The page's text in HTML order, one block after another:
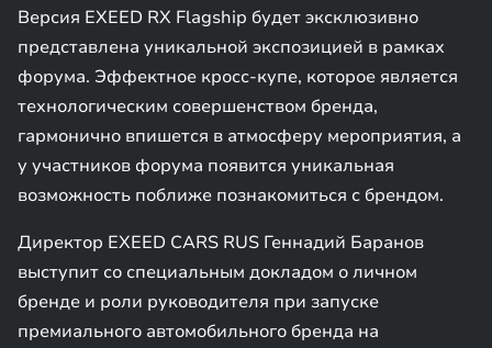
Версия EXEED RX Flagship будет эксклюзивно
представлена уникальной экспозицией в рамках
форума. Эффектное кросс-купе, которое является
технологическим совершенством бренда,
гармонично впишется в атмосферу мероприятия, а
у участников форума появится уникальная
возможность поближе познакомиться с брендом.
Директор EXEED CARS RUS Геннадий Баранов
выступит со специальным докладом о личном
бренде и роли руководителя при запуске
премиального автомобильного бренда на